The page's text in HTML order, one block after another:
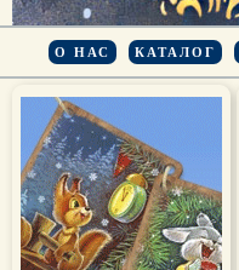
О НАС КАТАЛОГ